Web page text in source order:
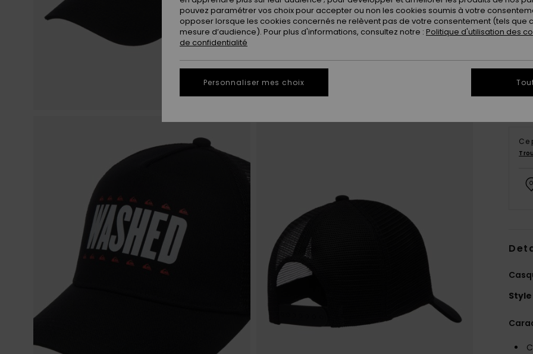
Ce
Style
pouvez paramétrer vos choix pour accepter ou non les cookies soumis à votre
opposer lorsque les cookies concernés ne relèvent pas de votre consentement (tels que
mesure d’audience). Pour plus d'informations, consultez notre : Politique d'utilisation des
de confidentialité
Personnaliser mes choix